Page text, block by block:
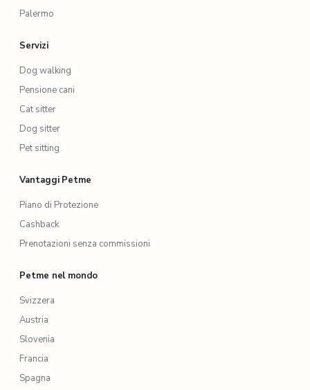
Palermo
Servizi
Dog walking
Pensione cani
Cat sitter
Dog sitter
Pet sitting
Vantaggi Petme
Piano di Protezione
Cashback
Prenotazioni senza commissioni
Petme nel mondo
Svizzera
Austria
Slovenia
Francia
Spagna